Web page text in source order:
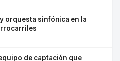
orquesta sinfónica en la
de captación que